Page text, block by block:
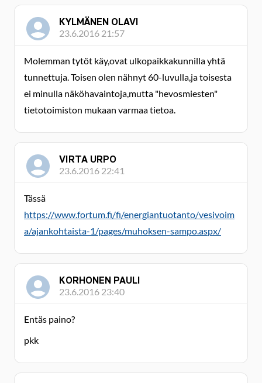
KYLMÄNEN OLAVI
23.6.2016 21:57
Molemman tytöt käy,ovat ulkopaikkakunnilla yhtä
tunnettuja. Toisen olen nähnyt 60-luvulla,ja toisesta
ei minulla näköhavaintoja,mutta "hevosmiesten"
tietotoimiston mukaan varmaa tietoa.
VIRTA URPO
23.6.2016 22:41
Tässä
https://www.fortum.fi/fi/energiantuotanto/vesivoim
a/ajankohtaista-1/pages/muhoksen-sampo.aspx/
KORHONEN PAULI
23.6.2016 23:40
Entäs paino?
pkk